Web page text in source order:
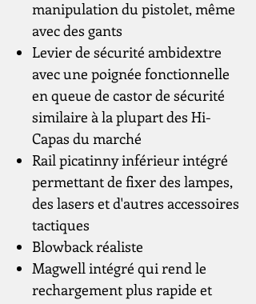
manipulation du pistolet, même
avec des gants
Levier de sécurité ambidextre
avec une poignée fonctionnelle
en queue de castor de sécurité
similaire à la plupart des Hi-
Capas du marché
Rail picatinny inférieur intégré
permettant de fixer des lampes,
des lasers et d'autres accessoires
tactiques
Blowback réaliste
Magwell intégré qui rend le
rechargement plus rapide et